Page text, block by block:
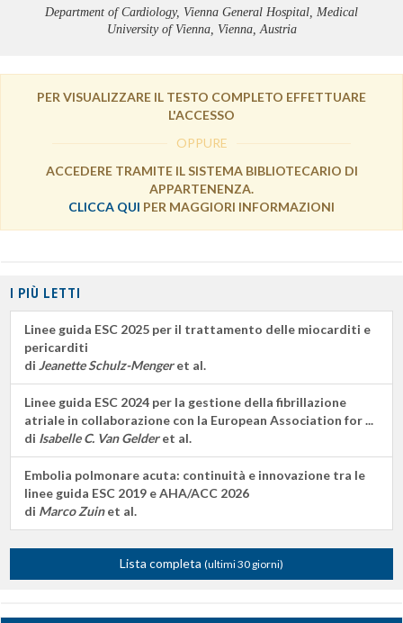
Department of Cardiology, Vienna General Hospital, Medical
University of Vienna, Vienna, Austria
PER VISUALIZZARE IL TESTO COMPLETO EFFETTUARE
L'ACCESSO
OPPURE
ACCEDERE TRAMITE IL SISTEMA BIBLIOTECARIO DI
APPARTENENZA.
CLICCA QUI PER MAGGIORI INFORMAZIONI
I PIÙ LETTI
Linee guida ESC 2025 per il trattamento delle miocarditi e
pericarditi
di Jeanette Schulz-Mengeret al.
Linee guida ESC 2024 per la gestione della fibrillazione
atriale in collaborazione con la European Association for ...
di Isabelle C. Van Gelderet al.
Embolia polmonare acuta: continuità e innovazione tra le
linee guida ESC 2019 e AHA/ACC 2026
di Marco Zuinet al.
Lista completa (ultimi 30 giorni)